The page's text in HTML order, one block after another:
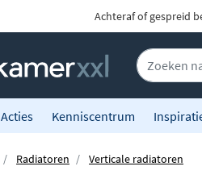
Achteraf of gespreid
Acties Kenniscentrum
Radiatoren Verticale radiatoren